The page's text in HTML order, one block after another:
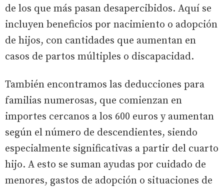
de los que más pasan desapercibidos. Aquí se
incluyen beneficios por nacimiento o adopción
de hijos, con cantidades que aumentan en
casos de partos múltiples o discapacidad.
También encontramos las deducciones para
familias numerosas, que comienzan en
importes cercanos a los 600 euros y aumentan
según el número de descendientes, siendo
especialmente significativas a partir del cuarto
hijo. A esto se suman ayudas por cuidado de
menores, gastos de adopción o situaciones de